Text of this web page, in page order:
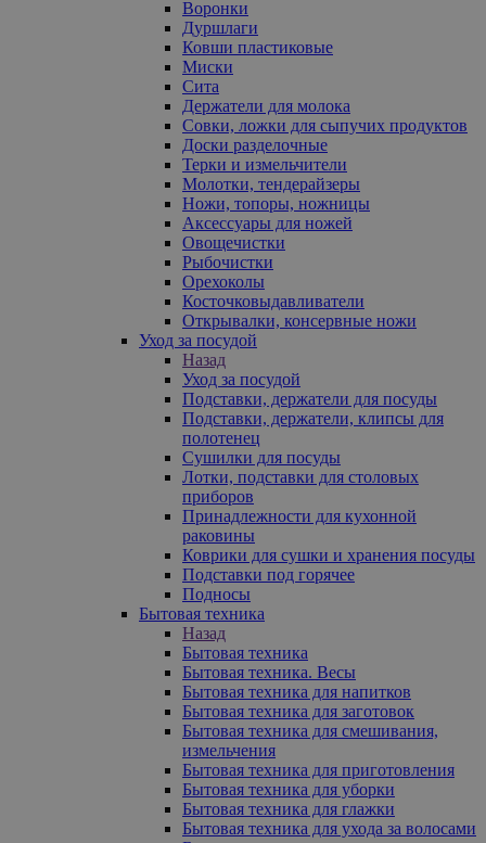
Воронки
Дуршлаги
Ковши пластиковые
Миски
Сита
Держатели для молока
Совки, ложки для сыпучих продуктов
Доски разделочные
Терки и измельчители
Молотки, тендерайзеры
Ножи, топоры, ножницы
Аксессуары для ножей
Овощечистки
Рыбочистки
Орехоколы
Косточковыдавливатели
Открывалки, консервные ножи
Уход за посудой
Назад
Уход за посудой
Подставки, держатели для посуды
Подставки, держатели, клипсы для
полотенец
Сушилки для посуды
Лотки, подставки для столовых
приборов
Принадлежности для кухонной
раковины
Коврики для сушки и хранения посуды
Подставки под горячее
Подносы
Бытовая техника
Назад
Бытовая техника
Бытовая техника. Весы
Бытовая техника для напитков
Бытовая техника для заготовок
Бытовая техника для смешивания,
измельчения
Бытовая техника для приготовления
Бытовая техника для уборки
Бытовая техника для глажки
Бытовая техника для ухода за волосами